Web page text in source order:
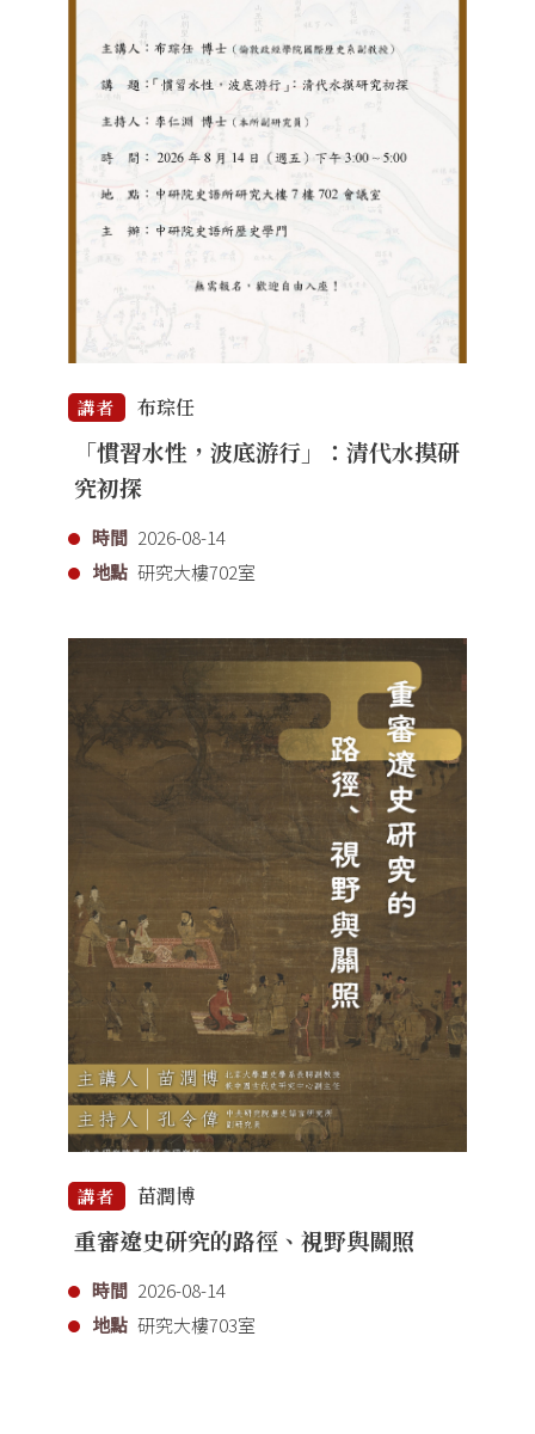
講者 布琮任
「慣習水性，波底游行」：清代水摸研
究初探
時間 2026-08-14
地點 研究大樓702室
講者 苗潤博
重審遼史研究的路徑、視野與關照
時間 2026-08-14
地點 研究大樓703室